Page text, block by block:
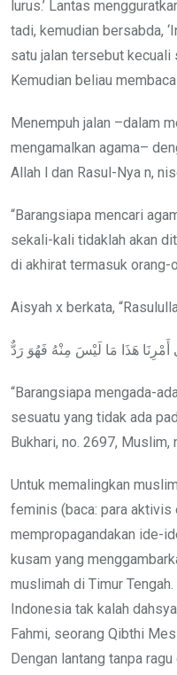
lurus.’ Lantas
tadi, kemudian bersabda,
satu jalan tersebut kecuali
Kemudian beliau
Menempuh jalan –dalam
mengamalkan agama–
Allah l dan Rasul-Nya n,
“Barangsiapa mencari
sekali-kali tidaklah akan
di akhirat termasuk orang-
Aisyah x berkata,
هَذَا مَا لَيْسَ مِنْهُ فَهُوَ رَدٌّ
“Barangsiapa mengada-
sesuatu yang tidak ada
Bukhari, no. 2697, Muslim,
Untuk memalingkan
feminis (baca: para
mempropagandakan ide-
kusam yang
muslimah di Timur
Indonesia tak kalah
Fahmi, seorang Qibthi
Dengan lantang tanpa